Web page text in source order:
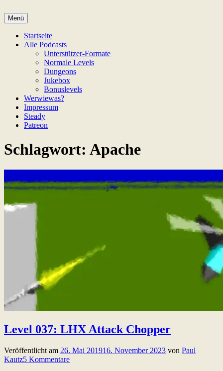
Inhalt
springen
Game Not Over
Menü
Startseite
Alle Podcasts
Unterstützer-Formate
Normale Levels
Dungeons
Jukebox
Bonuslevels
Werwiewas?
Impressum
Steady
Patreon
Schlagwort: Apache
Level 037: LHX Attack Chopper
Veröffentlicht am 26. Mai 201916. November 2023 von Paul
Kautz5 Kommentare